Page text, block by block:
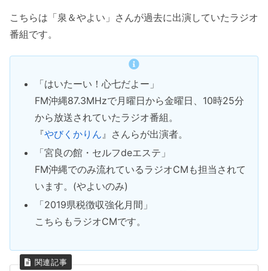
こちらは「泉＆やよい」さんが過去に出演していたラジオ
番組です。
「はいたーい！心七だよー」
FM沖縄87.3MHzで月曜日から金曜日、10時25分
から放送されていたラジオ番組。
『やびくかりん 』さんらが出演者。
「宮良の館・セルフdeエステ」
FM沖縄でのみ流れているラジオCMも担当されて
います。(やよいのみ)
「2019県税徴収強化月間」
こちらもラジオCMです。